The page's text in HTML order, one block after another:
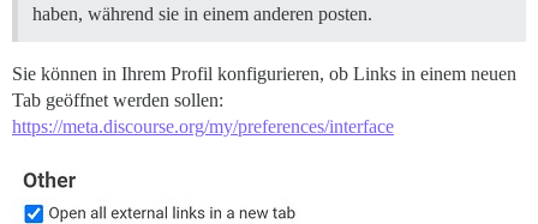
haben, während sie in einem anderen posten.
Sie können in Ihrem Profil konfigurieren, ob Links in einem neuen
Tab geöffnet werden sollen:
https://meta.discourse.org/my/preferences/interface